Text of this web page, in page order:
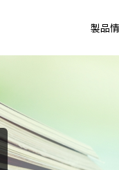
製品
製品情報トップ
文教施設用フローリング
会社案内トップ
社長メッセージ